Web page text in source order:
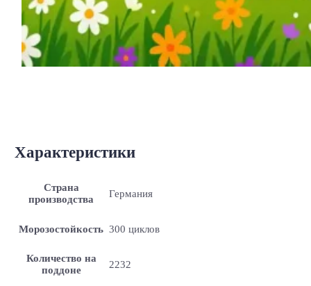
Характеристики
Страна
производства
Германия
Морозостойкость 300 циклов
Количество на
поддоне
2232